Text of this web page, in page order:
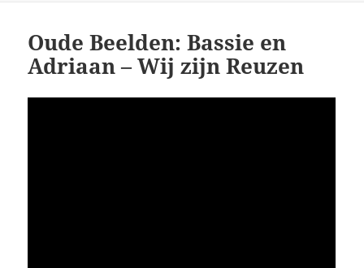
Oude Beelden: Bassie en
Adriaan – Wij zijn Reuzen